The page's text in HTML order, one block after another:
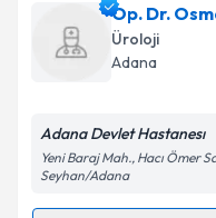
Uzm. Dr. Necdet
talebi oluşturun.
için bir takvim
Op. Dr.
Üroloji
Adana
Adana Devlet Hastanesı
Yeni Baraj Mah., Hacı Ömer
Seyhan/Adana